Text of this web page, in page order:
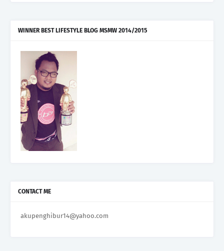
WINNER BEST LIFESTYLE BLOG MSMW 2014/2015
CONTACT ME
akupenghibur14@yahoo.com